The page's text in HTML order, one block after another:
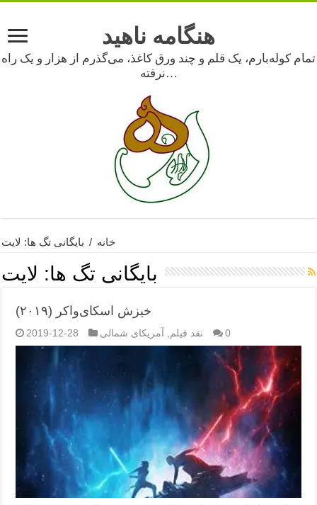
هنگامه ناهید
تمام کوله‌بارم، یک قلم و چند ورق کاغذ، می‌گذرم از هزار و یک راه
نرفته…
خانه / بایگانی تگ ها: لایت
بایگانی تگ ها: لایت
خیزش اسکای‌واکر (۲۰۱۹)
2019-12-28 نقد فیلم آمریکای شمالی 0